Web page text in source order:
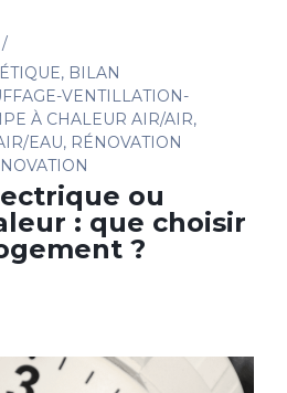
, BILAN
VENTILLATION-
À CHALEUR AIR/AIR,
EAU, RÉNOVATION
ou
: que choisir
?